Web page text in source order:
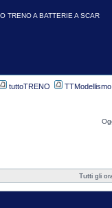
tuttoTRENO TTModellismo
Tutti gli
TRENO A BATTERIE A SCAR